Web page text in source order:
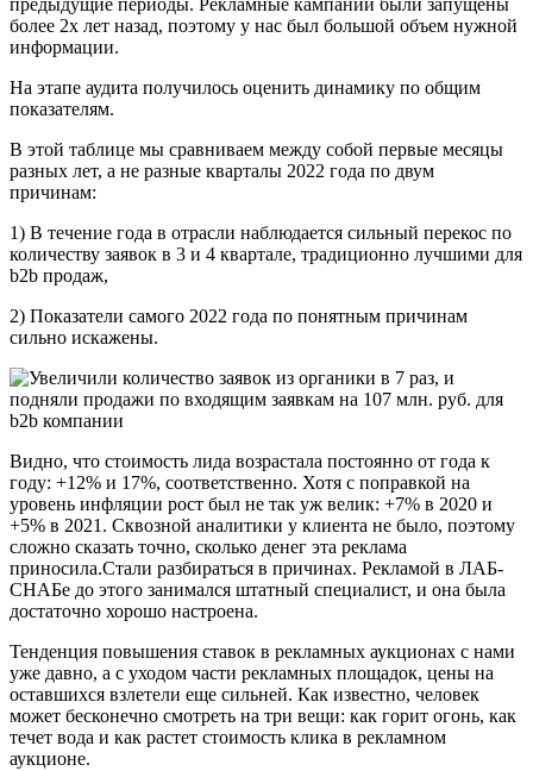
предыдущие периоды. Рекламные кампании были запущены
более 2х лет назад, поэтому у нас был большой объем нужной
информации.
На этапе аудита получилось оценить динамику по общим
показателям.
В этой таблице мы сравниваем между собой первые месяцы
разных лет, а не разные кварталы 2022 года по двум
причинам:
1) В течение года в отрасли наблюдается сильный перекос по
количеству заявок в 3 и 4 квартале, традиционно лучшими для
b2b продаж,
2) Показатели самого 2022 года по понятным причинам
сильно искажены.
Видно, что стоимость лида возрастала постоянно от года к
году: +12% и 17%, соответственно. Хотя с поправкой на
уровень инфляции рост был не так уж велик: +7% в 2020 и
+5% в 2021. Сквозной аналитики у клиента не было, поэтому
сложно сказать точно, сколько денег эта реклама
приносила.Стали разбираться в причинах. Рекламой в ЛАБ-
СНАБе до этого занимался штатный специалист, и она была
достаточно хорошо настроена.
Тенденция повышения ставок в рекламных аукционах с нами
уже давно, а с уходом части рекламных площадок, цены на
оставшихся взлетели еще сильней. Как известно, человек
может бесконечно смотреть на три вещи: как горит огонь, как
течет вода и как растет стоимость клика в рекламном
аукционе.